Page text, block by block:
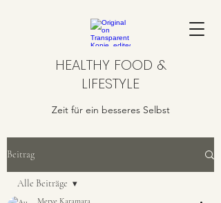
HEALTHY FOOD &
LIFESTYLE
Zeit für ein besseres Selbst
Beitrag
Alle Beiträge
Merve Karamara